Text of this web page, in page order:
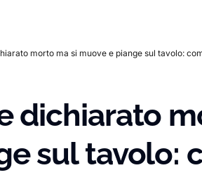
morto ma si muove e piange sul tavolo:
dichiarato
sul tavolo: